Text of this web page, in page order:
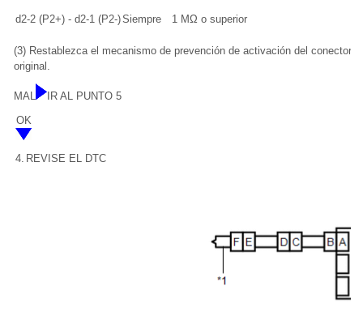
d2-2 (P2+) - d2-1 (P2-)Siempre 1 MΩ o superior
(3) Restablezca el mecanismo de prevención de activación del conector
original.
MAL
IR AL PUNTO 5
OK
4. REVISE EL DTC